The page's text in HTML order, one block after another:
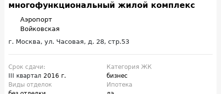
многофункциональный жилой комплекс
Аэропорт
Войковская
г. Москва, ул. Часовая, д. 28, стр.53
Срок сдачи:
III квартал 2016 г.
Категория ЖК
бизнес
Виды отделок
Ипотека